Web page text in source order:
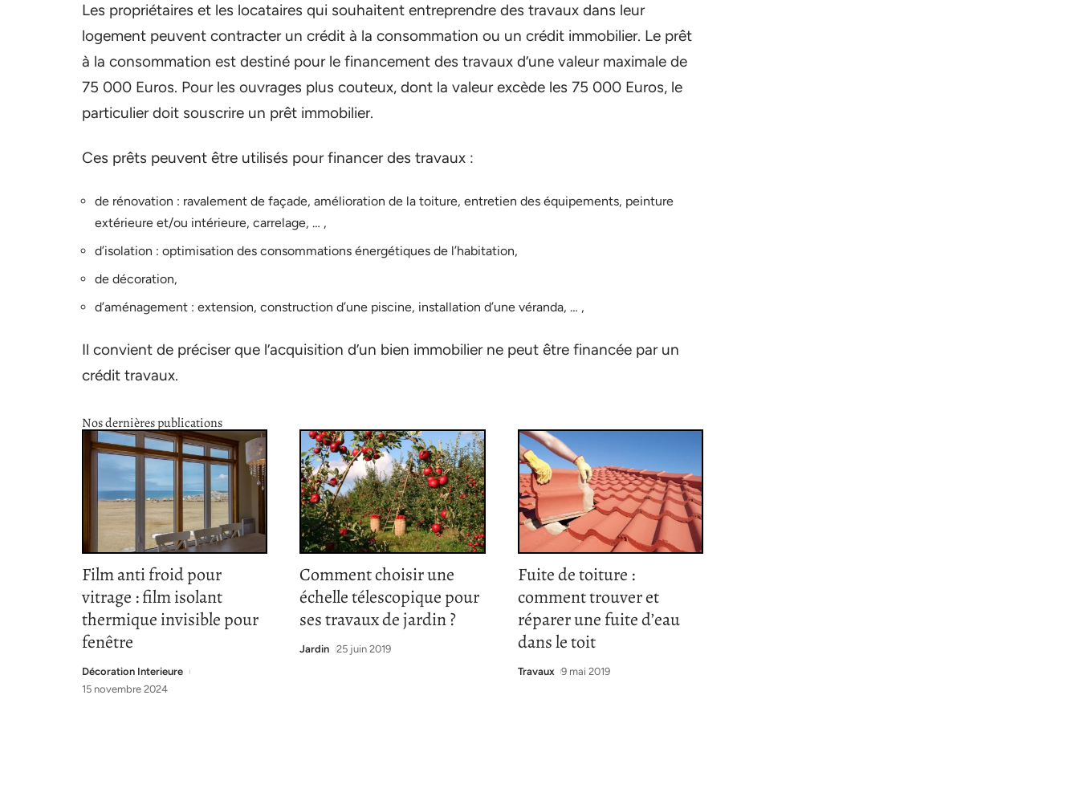
Les propriétaires et les locataires qui souhaitent entreprendre des travaux dans leur
logement peuvent contracter un crédit à la consommation ou un crédit immobilier. Le prêt
à la consommation est destiné pour le financement des travaux d’une valeur maximale de
75 000 Euros. Pour les ouvrages plus couteux, dont la valeur excède les 75 000 Euros, le
particulier doit souscrire un prêt immobilier.
Ces prêts peuvent être utilisés pour financer des travaux :
de rénovation : ravalement de façade, amélioration de la toiture, entretien des équipements, peinture
extérieure et/ou intérieure, carrelage, … ,
d’isolation : optimisation des consommations énergétiques de l’habitation,
de décoration,
d’aménagement : extension, construction d’une piscine, installation d’une véranda, … ,
Il convient de préciser que l’acquisition d’un bien immobilier ne peut être financée par un
crédit travaux.
Nos dernières publications
Film anti froid pour
vitrage : film isolant
thermique invisible pour
fenêtre
Décoration Interieure
15 novembre 2024
Comment choisir une
échelle télescopique pour
ses travaux de jardin ?
Jardin 25 juin 2019
Fuite de toiture :
comment trouver et
réparer une fuite d’eau
dans le toit
Travaux 9 mai 2019